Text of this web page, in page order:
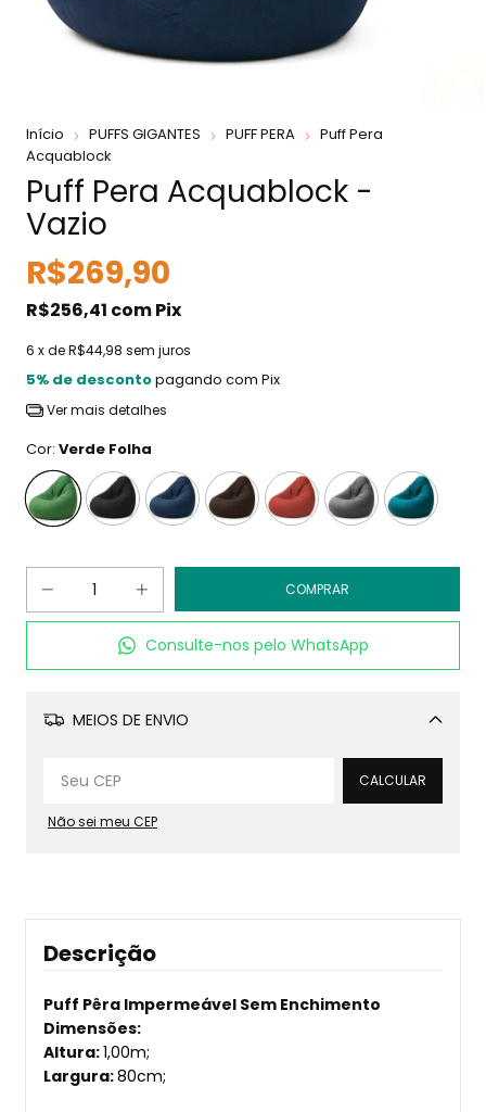
Início PUFFS GIGANTES PUFF PERA
Puff Pera
Acquablock
Puff Pera Acquablock -
Vazio
R$269,90
R$256,41 comPix
6 x deR$44,98 sem juros
5% de descontopagando com Pix
Ver mais detalhes
Cor: Verde Folha
Consulte-nos pelo WhatsApp
MEIOS DE ENVIO
Alterar CEP
CALCULAR
Não sei meu CEP
Descrição
Puff Pêra Impermeável Sem Enchimento
Dimensões:
Altura:1,00m;
Largura:80cm;